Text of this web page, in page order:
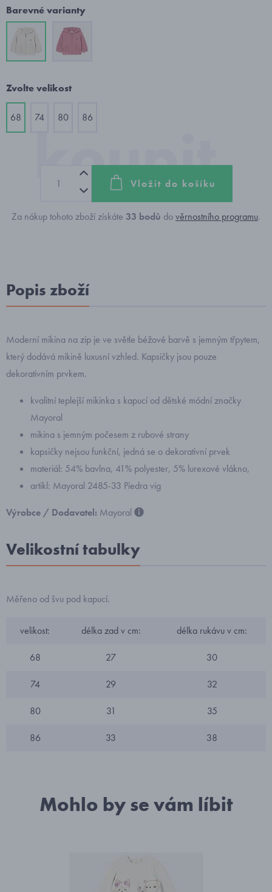
Barevné varianty
Zvolte velikost
68 74 80 86
Vložit do košíku
Za nákup tohoto zboží získáte 33 bodů dověrnostního programu.
Popis zboží
Moderní mikina na zip je ve světle béžové barvě s jemným třpytem,
který dodává mikině luxusní vzhled. Kapsičky jsou pouze
dekorativním prvkem.
kvalitní teplejší mikinka s kapucí od dětské módní značky
Mayoral
mikina s jemným počesem z rubové strany
kapsičky nejsou funkční, jedná se o dekorativní prvek
materiál: 54% bavlna, 41% polyester, 5% lurexové vlákno,
artikl: Mayoral 2485-33 Piedra vig
Výrobce / Dodavatel: Mayoral
Velikostní tabulky
Měřeno od švu pod kapucí.
velikost: délka zad v cm: délka rukávu v cm:
68 27 30
74 29 32
80 31 35
86 33 38
Mohlo by se vám líbit